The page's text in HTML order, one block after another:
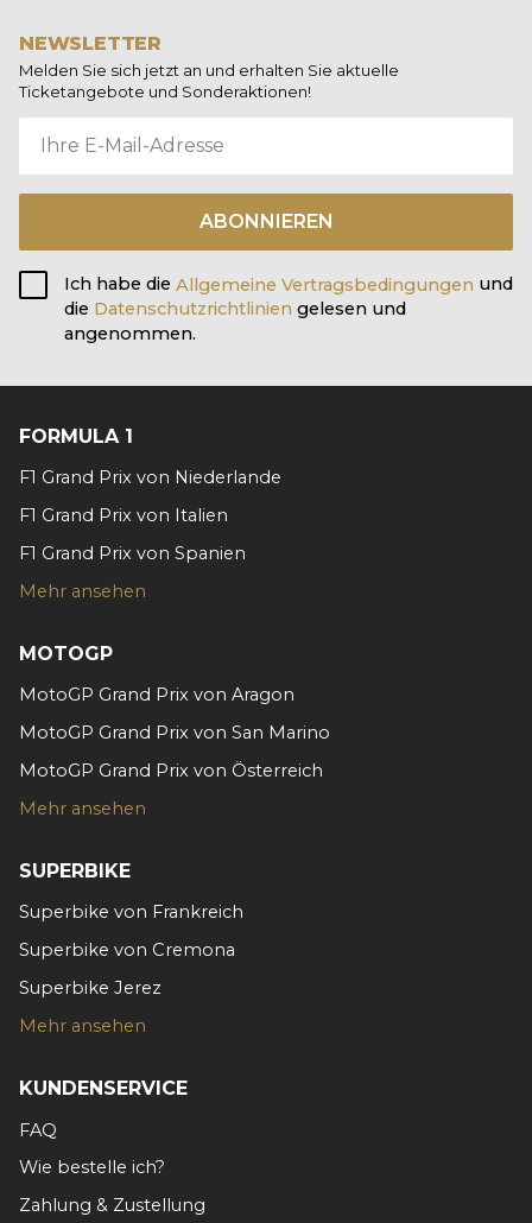
NEWSLETTER
Melden Sie sich jetzt an und erhalten Sie aktuelle
Ticketangebote und Sonderaktionen!
ABONNIEREN
Ich habe die Allgemeine Vertragsbedingungen und
die Datenschutzrichtlinien gelesen und
angenommen.
FORMULA 1
F1 Grand Prix von Niederlande
F1 Grand Prix von Italien
F1 Grand Prix von Spanien
Mehr ansehen
MOTOGP
MotoGP Grand Prix von Aragon
MotoGP Grand Prix von San Marino
MotoGP Grand Prix von Österreich
Mehr ansehen
SUPERBIKE
Superbike von Frankreich
Superbike von Cremona
Superbike Jerez
Mehr ansehen
KUNDENSERVICE
FAQ
Wie bestelle ich?
Zahlung & Zustellung